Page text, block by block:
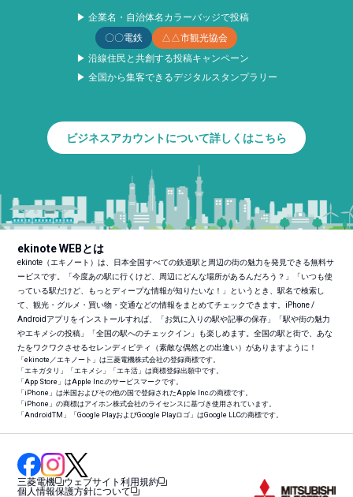
▶ 企業名・自治体名カラーバッジで投稿
〇〇電鉄
△△市観光協会
▶ 沿線住民と共創する投稿キャンペーン
▶ 全国から集客できるデジタルスタンプラリー
ビジネスアカウントについて詳しくはこちら
ekinote WEBとは
ekinote（エキノート）は、日本全国すべての鉄道駅と周辺の街の魅力を発見できる無料サ
ービスです。「今度あの駅に行くけど、周辺にどんな場所があるんだろう？」「いつも使
っている駅だけど、もっとディープな情報が知りたいな！」というとき、駅名で検索し
て、観光・グルメ・買い物・交通などの情報をまとめてチェックできます。iPhone /
Androidアプリをインストールすれば、「お気に入りの駅や記事の保存」「駅や街の魅力
やエキメシの投稿」「全国の駅へのチェックイン」も楽しめます。全国の駅と街で、あな
たをワクワクさせるセレンディピティ（素敵な偶然との出逢い）がありますように！
「ekinote／エキノート」は三菱電機株式会社の登録商標です。
「エキガタリ」「エキメシ」「エキ活」は商標登録出願中です。
「App Store」はApple Inc.のサービスマークです。
「iPhone」は米国およびその他の国で登録されたApple Inc.の商標です。
「iPhone」の商標はアイホン株式会社のライセンスに基づき使用されています。
「AndroidTM 」「Google PlayおよびGoogle Playロゴ」はGoogle LLCの商標です。
三菱電機
ウェブサイト利用規約
個人情報保護方針について